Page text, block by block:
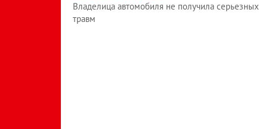
Владелица автомобиля не получила серьезных
травм